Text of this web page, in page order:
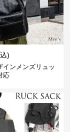
)
インメンズリュッ
応